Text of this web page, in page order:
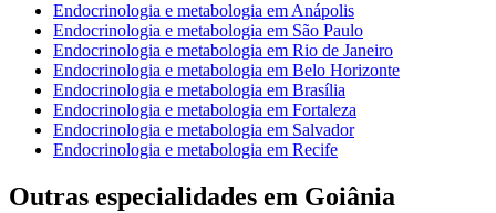
Endocrinologia e metabologia emAnápolis
Endocrinologia e metabologia em São Paulo
Endocrinologia e metabologia em Rio de Janeiro
Endocrinologia e metabologia em Belo Horizonte
Endocrinologia e metabologia em Brasília
Endocrinologia e metabologia em Fortaleza
Endocrinologia e metabologia em Salvador
Endocrinologia e metabologia em Recife
Outras especialidades em Goiânia